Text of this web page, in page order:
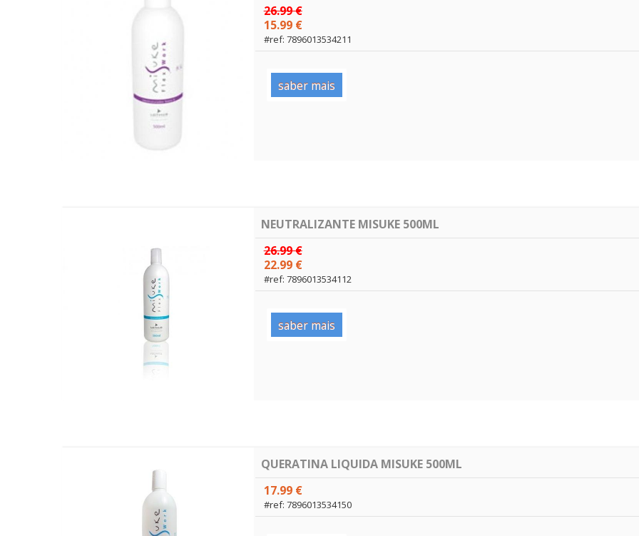
26.99 €
15.99 €
#ref: 7896013534211
saber mais
NEUTRALIZANTE MISUKE 500ML
26.99 €
22.99 €
#ref: 7896013534112
saber mais
QUERATINA LIQUIDA MISUKE 500ML
17.99 €
#ref: 7896013534150